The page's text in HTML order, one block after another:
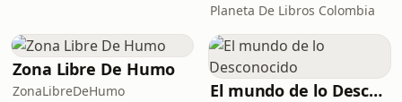
Planeta De Libros Colombia
Zona Libre De Humo
ZonaLibreDeHumo El mundo de lo Desconocido